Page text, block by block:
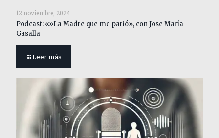
12 noviembre, 2024
Podcast: «»La Madre que me parió», con Jose María
Gasalla
Leer más